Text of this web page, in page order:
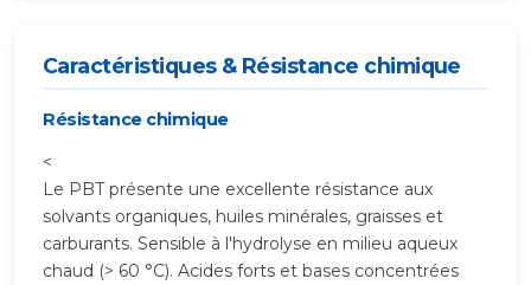
Caractéristiques & Résistance chimique
Résistance chimique
<
Le PBT présente une excellente résistance aux
solvants organiques, huiles minérales, graisses et
carburants. Sensible à l'hydrolyse en milieu aqueux
chaud (> 60 °C). Acides forts et bases concentrées